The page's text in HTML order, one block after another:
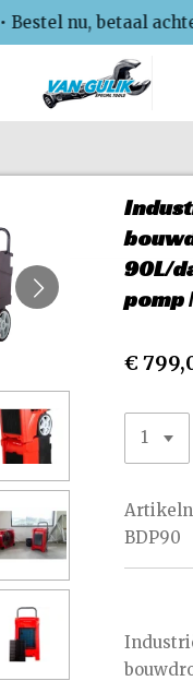
• Bestel nu, betaal
90L/
pomp
€
BDP90